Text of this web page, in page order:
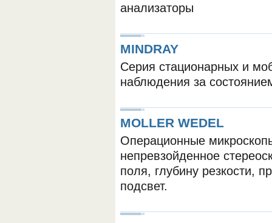
анализаторы
MINDRAY
Серия стационарных и
наблюдения за
MOLLER WEDEL
Операционные
непревзойденное
поля, глубину резкости,
подсвет.